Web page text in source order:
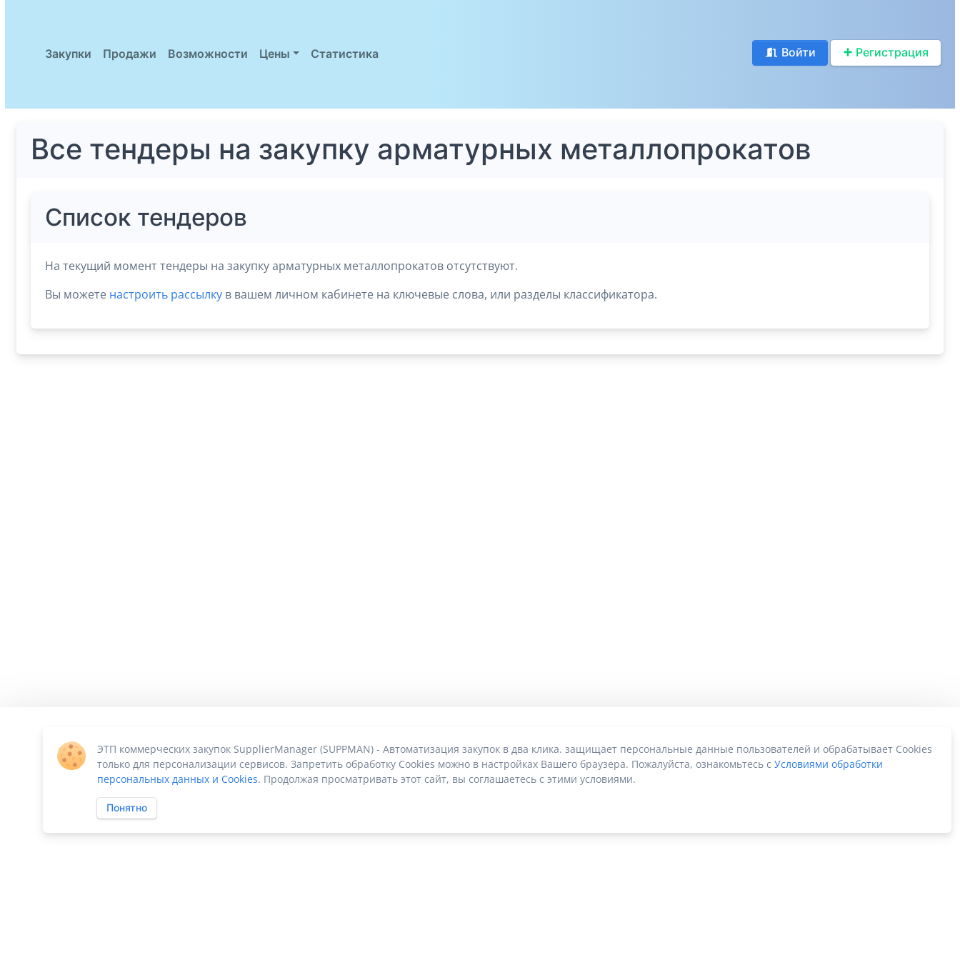
Закупки Продажи Возможности Цены Статистика Войти Регистрация
Все тендеры на закупку арматурных металлопрокатов
Список тендеров
На текущий момент тендеры на закупку арматурных металлопрокатов отсутствуют.
Вы можете настроить рассылкув вашем личном кабинете на ключевые слова, или разделы классификатора.
ЭТП коммерческих закупок SupplierManager (SUPPMAN) - Автоматизация закупок в два клика. защищает персональные данные пользователей и обрабатывает Cookies
только для персонализации сервисов. Запретить обработку Cookies можно в настройках Вашего браузера. Пожалуйста, ознакомьтесь с Условиями обработки
персональных данных и Cookies. Продолжая просматривать этот сайт, вы соглашаетесь с этими условиями.
Понятно